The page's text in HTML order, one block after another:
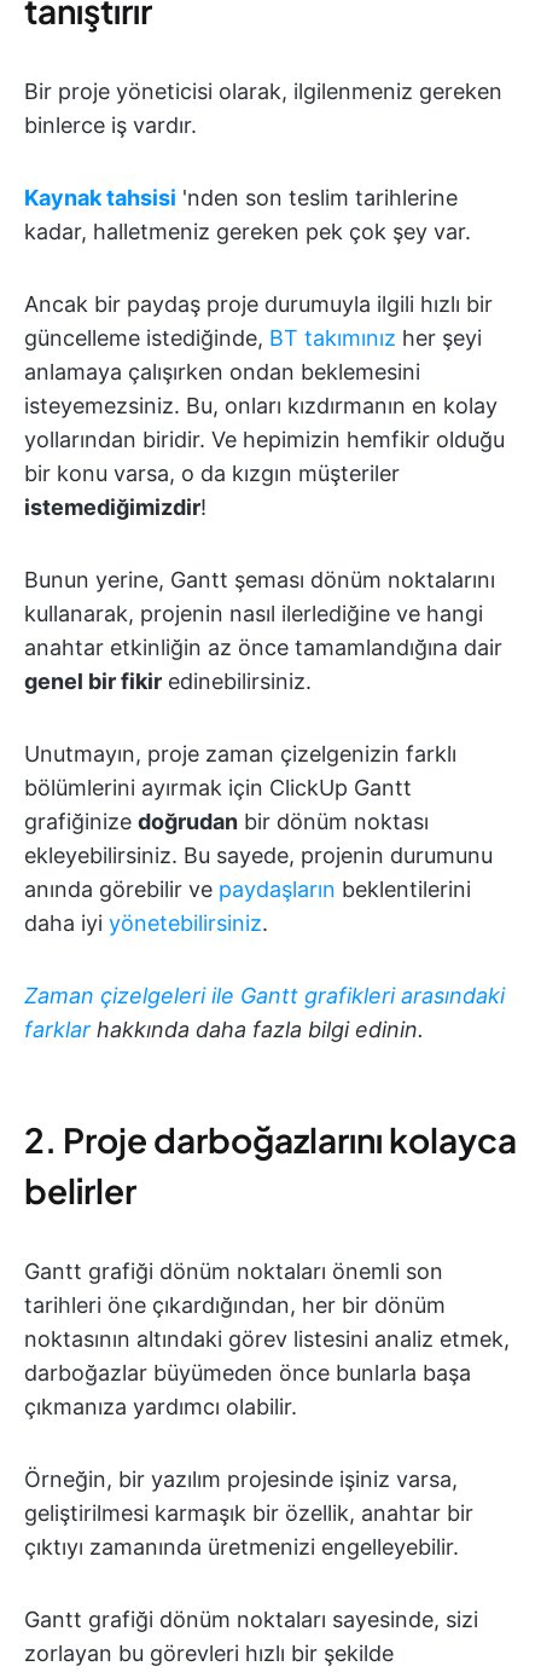
tanıştırır
Bir proje yöneticisi olarak, ilgilenmeniz gereken
binlerce iş vardır.
Kaynak tahsisi 'nden son teslim tarihlerine
kadar, halletmeniz gereken pek çok şey var.
Ancak bir paydaş proje durumuyla ilgili hızlı bir
güncelleme istediğinde, BT takımınız her şeyi
anlamaya çalışırken ondan beklemesini
isteyemezsiniz. Bu, onları kızdırmanın en kolay
yollarından biridir. Ve hepimizin hemfikir olduğu
bir konu varsa, o da kızgın müşteriler
istemediğimizdir!
Bunun yerine, Gantt şeması dönüm noktalarını
kullanarak, projenin nasıl ilerlediğine ve hangi
anahtar etkinliğin az önce tamamlandığına dair
genel bir fikir edinebilirsiniz.
Unutmayın, proje zaman çizelgenizin farklı
bölümlerini ayırmak için ClickUp Gantt
grafiğinize doğrudan bir dönüm noktası
ekleyebilirsiniz. Bu sayede, projenin durumunu
anında görebilir ve paydaşların beklentilerini
daha iyi yönetebilirsiniz.
Zaman çizelgeleri ile Gantt grafikleri arasındaki
farklar hakkında daha fazla bilgi edinin.
2. Proje darboğazlarını kolayca
belirler
Gantt grafiği dönüm noktaları önemli son
tarihleri öne çıkardığından, her bir dönüm
noktasının altındaki görev listesini analiz etmek,
darboğazlar büyümeden önce bunlarla başa
çıkmanıza yardımcı olabilir.
Örneğin, bir yazılım projesinde işiniz varsa,
geliştirilmesi karmaşık bir özellik, anahtar bir
çıktıyı zamanında üretmenizi engelleyebilir.
Gantt grafiği dönüm noktaları sayesinde, sizi
zorlayan bu görevleri hızlı bir şekilde